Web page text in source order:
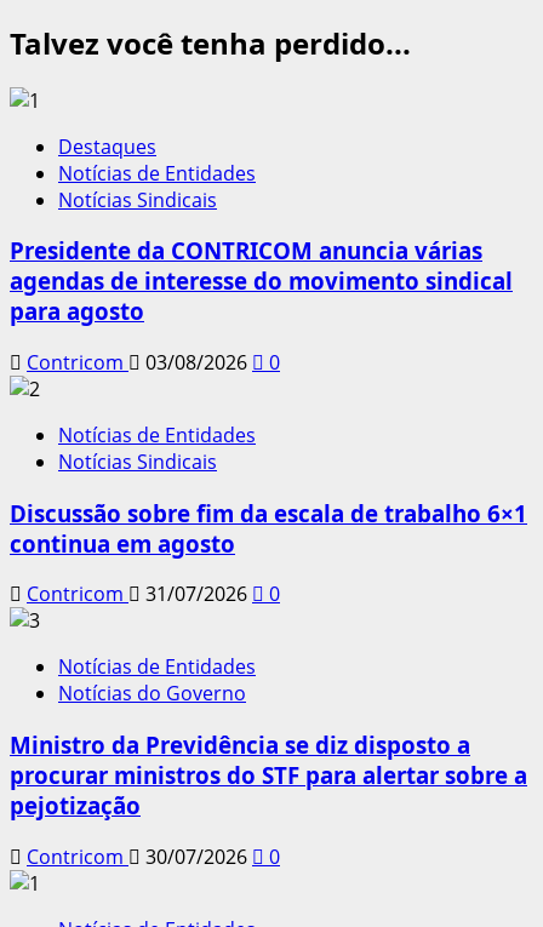
Talvez você tenha perdido...
Destaques
Notícias de Entidades
Notícias Sindicais
Presidente da CONTRICOM anuncia várias
agendas de interesse do movimento sindical
para agosto
Contricom 03/08/2026 0
Notícias de Entidades
Notícias Sindicais
Discussão sobre fim da escala de trabalho 6×1
continua em agosto
Contricom 31/07/2026 0
Notícias de Entidades
Notícias do Governo
Ministro da Previdência se diz disposto a
procurar ministros do STF para alertar sobre a
pejotização
Contricom 30/07/2026 0